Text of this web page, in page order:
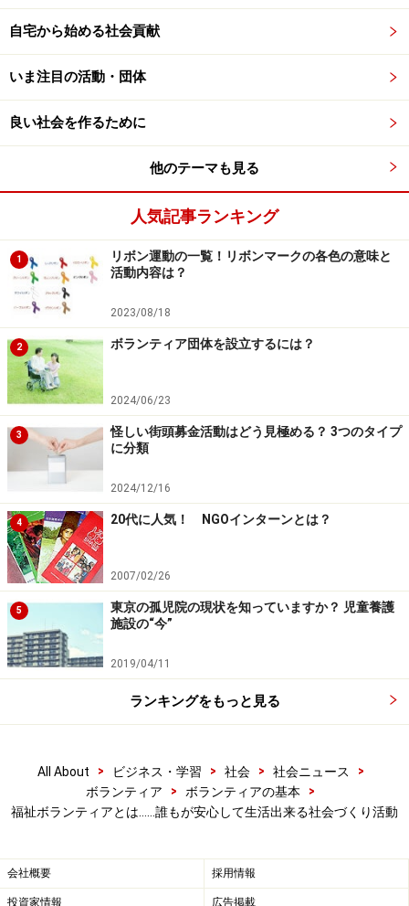
■日常の小さなことを大切にしましょう
地域の人と挨拶をしあう、声をかけあう。電車の中で席
を譲り合う、地域のルールやマナーを守る。そんなこと
から始めてみましょう。
周りにちょっとだけやさしい風を吹かせることができま
す。それに気づくことこそが、福祉ボランティアの小さ
いけれど、大切な一歩です。
活動は介護支援、地域の子育て支援等多種
多様
■身近な隣人の暮らしを支えるための多様な活動があり
ます
福祉ボランティアの基本は、身近な隣人の暮らしを支え
ること。できることはいろいろです。
たとえば、お年寄りや障害のある人を支援する活動な
ら、在宅介護のサポート、外出介助、給食・配食、１人
暮らしの家庭への訪問、点訳・音訳、手話通訳、傾聴ボ
ランティアなどがあります。
ほかにも、地域での子育ての支援や、老人福祉施設や児
童養護施設などでの手伝いや、慰問活動、盲導犬のパピ
ーウォーカー、病院ボランティアなど、福祉ボランティ
アの活動は多種多様です。
ことができます。
自宅から始める社会貢献
いま注目の活動・団体
良い社会を作るために
他のテーマも見る
人気記事ランキング
1
リボン運動の一覧！リボンマークの各色の意味と
活動内容は？
2023/08/18
2 ボランティア団体を設立するには？
2024/06/23
3
怪しい街頭募金活動はどう見極める？ 3つのタイプ
に分類
2024/12/16
4 20代に人気！ NGOインターンとは？
2007/02/26
5
東京の孤児院の現状を知っていますか？ 児童養護
施設の“今”
2019/04/11
ランキングをもっと見る
All About > ビジネス・学習 > 社会 > 社会ニュース
>
ボランティア
> ボランティアの基本
>
福祉ボランティアとは……誰もが安心して生活出来る社会づくり活動
会社概要 採用情報
投資家情報 広告掲載